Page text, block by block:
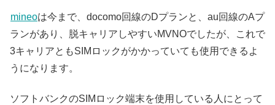
mineoは今まで、docomo回線のDプランと、au回線のAプ
ランがあり、脱キャリアしやすいMVNOでしたが、これで
3キャリアともSIMロックがかかっていても使用できるよ
うになります。
ソフトバンクのSIMロック端末を使用している人にとって